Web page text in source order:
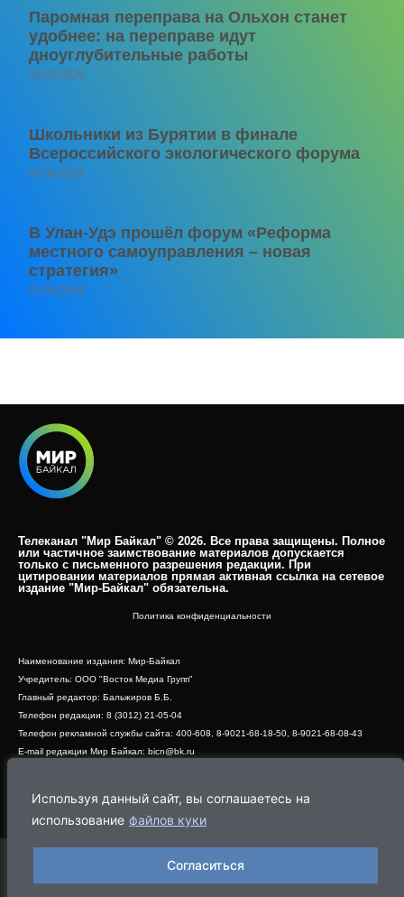
Используя данный сайт, вы соглашаетесь на
использование файлов куки
Согласиться
Паромная переправа на Ольхон станет
удобнее: на переправе идут
дноуглубительные работы
06.08.2026
Школьники из Бурятии в финале
Всероссийского экологического форума
06.08.2026
В Улан-Удэ прошёл форум «Реформа
местного самоуправления – новая
стратегия»
05.08.2026
Телеканал "Мир Байкал" © 2026. Все права защищены. Полное
или частичное заимствование материалов допускается
только с письменного разрешения редакции. При
цитировании материалов прямая активная ссылка на сетевое
издание "Мир-Байкал" обязательна.​
Политика конфиденциальности
Наименование издания: Мир-Байкал
Учредитель: ООО "Восток Медиа Групп"
Главный редактор: Бальжиров Б.Б.
Телефон редакции: 8 (3012) 21-05-04
Телефон рекламной службы сайта: 400-608, 8-9021-68-18-50, 8-9021-68-08-43
E-mail редакции Мир Байкал: bicn@bk.ru
Адрес редакции: 670000, г. Улан-Удэ, ул. Профсоюзная, дом 44, офис 1